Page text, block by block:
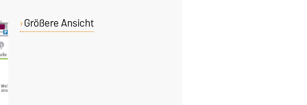
Größere Ansicht